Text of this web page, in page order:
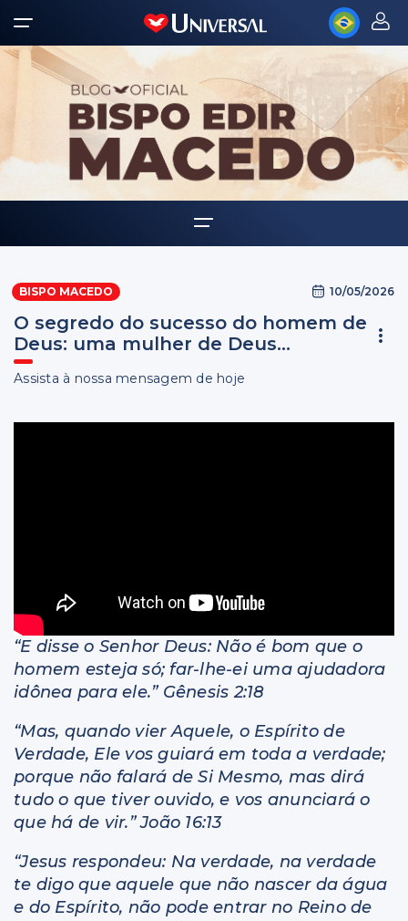
Biografia
Multimídia
Palavra Amiga
BISPO MACEDO 10/05/2026
O segredo do sucesso do homem de
Deus: uma mulher de Deus...
Assista à nossa mensagem de hoje
“E disse o Senhor Deus: Não é bom que o
homem esteja só; far-lhe-ei uma ajudadora
idônea para ele.” Gênesis 2:18
“Mas, quando vier Aquele, o Espírito de
Verdade, Ele vos guiará em toda a verdade;
porque não falará de Si Mesmo, mas dirá
tudo o que tiver ouvido, e vos anunciará o
que há de vir.” João 16:13
“Jesus respondeu: Na verdade, na verdade
te digo que aquele que não nascer da água
e do Espírito, não pode entrar no Reino de